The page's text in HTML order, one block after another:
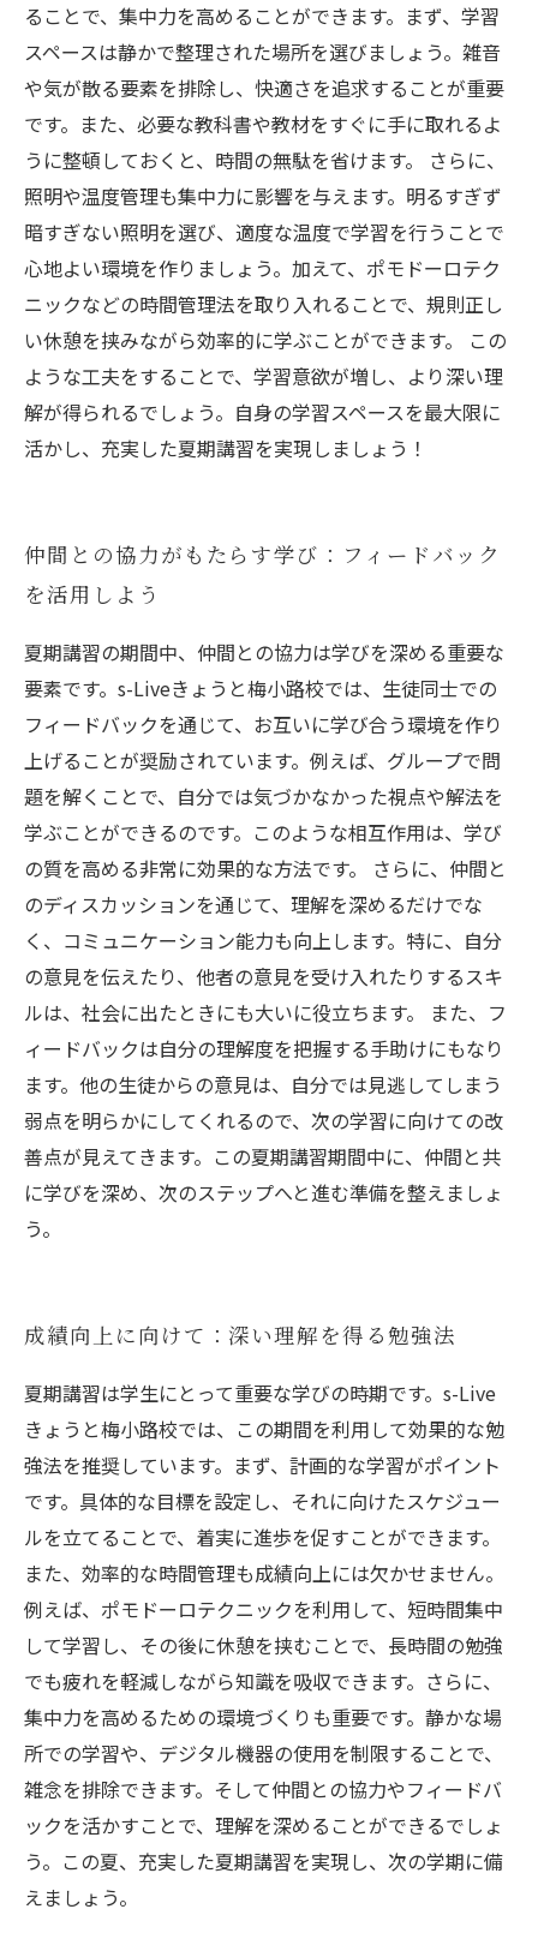
ることで、集中力を高めることができます。まず、学習
スペースは静かで整理された場所を選びましょう。雑音
や気が散る要素を排除し、快適さを追求することが重要
です。また、必要な教科書や教材をすぐに手に取れるよ
うに整頓しておくと、時間の無駄を省けます。 さらに、
照明や温度管理も集中力に影響を与えます。明るすぎず
暗すぎない照明を選び、適度な温度で学習を行うことで
心地よい環境を作りましょう。加えて、ポモドーロテク
ニックなどの時間管理法を取り入れることで、規則正し
い休憩を挟みながら効率的に学ぶことができます。 この
ような工夫をすることで、学習意欲が増し、より深い理
解が得られるでしょう。自身の学習スペースを最大限に
活かし、充実した夏期講習を実現しましょう！
仲間との協力がもたらす学び：フィードバック
を活用しよう
夏期講習の期間中、仲間との協力は学びを深める重要な
要素です。s-Liveきょうと梅小路校では、生徒同士での
フィードバックを通じて、お互いに学び合う環境を作り
上げることが奨励されています。例えば、グループで問
題を解くことで、自分では気づかなかった視点や解法を
学ぶことができるのです。このような相互作用は、学び
の質を高める非常に効果的な方法です。 さらに、仲間と
のディスカッションを通じて、理解を深めるだけでな
く、コミュニケーション能力も向上します。特に、自分
の意見を伝えたり、他者の意見を受け入れたりするスキ
ルは、社会に出たときにも大いに役立ちます。 また、フ
ィードバックは自分の理解度を把握する手助けにもなり
ます。他の生徒からの意見は、自分では見逃してしまう
弱点を明らかにしてくれるので、次の学習に向けての改
善点が見えてきます。この夏期講習期間中に、仲間と共
に学びを深め、次のステップへと進む準備を整えましょ
う。
成績向上に向けて：深い理解を得る勉強法
夏期講習は学生にとって重要な学びの時期です。s-Live
きょうと梅小路校では、この期間を利用して効果的な勉
強法を推奨しています。まず、計画的な学習がポイント
です。具体的な目標を設定し、それに向けたスケジュー
ルを立てることで、着実に進歩を促すことができます。
また、効率的な時間管理も成績向上には欠かせません。
例えば、ポモドーロテクニックを利用して、短時間集中
して学習し、その後に休憩を挟むことで、長時間の勉強
でも疲れを軽減しながら知識を吸収できます。さらに、
集中力を高めるための環境づくりも重要です。静かな場
所での学習や、デジタル機器の使用を制限することで、
雑念を排除できます。そして仲間との協力やフィードバ
ックを活かすことで、理解を深めることができるでしょ
う。この夏、充実した夏期講習を実現し、次の学期に備
えましょう。